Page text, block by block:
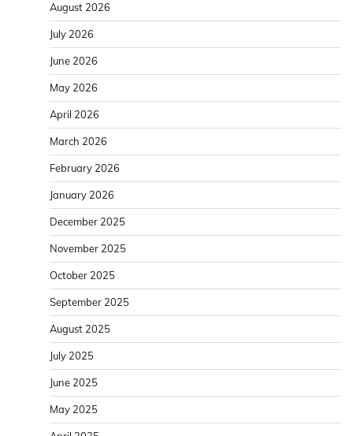
August 2026
July 2026
June 2026
May 2026
April 2026
March 2026
February 2026
January 2026
December 2025
November 2025
October 2025
September 2025
August 2025
July 2025
June 2025
May 2025